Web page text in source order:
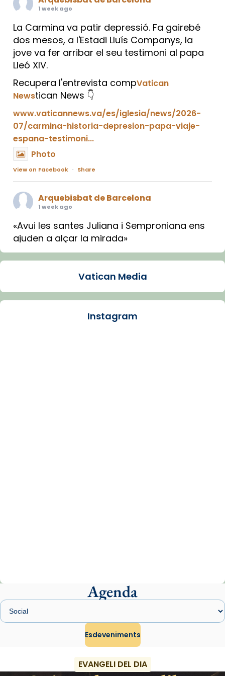
1 week ago
La Carmina va patir depressió. Fa gairebé
dos mesos, a l'Estadi Lluís Companys, la
jove va fer arribar el seu testimoni al papa
Lleó XIV.
Recupera l'entrevista compVatican
Newstican News 👇
www.vaticannews.va/es/iglesia/news/2026-
07/carmina-historia-depresion-papa-viaje-
espana-testimoni...
Photo
View on Facebook · Share
Arquebisbat de Barcelona
1 week ago
«Avui les santes Juliana i Semproniana ens
ajuden a alçar la mirada»
Mons. Sergi Gordo, bisbe de Tortosa, ha
Santes de Mataró.
🔗tinyurl.com/cvu5jmbk
Arquebisbat de Barcelona
2 weeks ago
Memòria de les santes Juliana i
Semproniana, verges i màrtirs.
Acompanyant la història de sant Cugat, a
partir de l’Edat Mitjana sorgeix la tradició
Vatican Media
Instagram
Agenda
Esdeveniments
EVANGELI DEL DIA